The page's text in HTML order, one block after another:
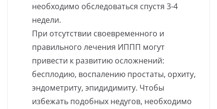
необходимо обследоваться спустя 3-4
недели.
При отсутствии своевременного и
правильного лечения ИППП могут
привести к развитию осложнений:
бесплодию, воспалению простаты, орхиту,
эндометриту, эпидидимиту. Чтобы
избежать подобных недугов, необходимо